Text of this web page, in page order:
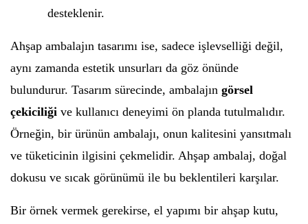
desteklenir.
Ahşap ambalajın tasarımı ise, sadece işlevselliği değil,
aynı zamanda estetik unsurları da göz önünde
bulundurur. Tasarım sürecinde, ambalajın görsel
çekiciliği ve kullanıcı deneyimi ön planda tutulmalıdır.
Örneğin, bir ürünün ambalajı, onun kalitesini yansıtmalı
ve tüketicinin ilgisini çekmelidir. Ahşap ambalaj, doğal
dokusu ve sıcak görünümü ile bu beklentileri karşılar.
Bir örnek vermek gerekirse, el yapımı bir ahşap kutu,